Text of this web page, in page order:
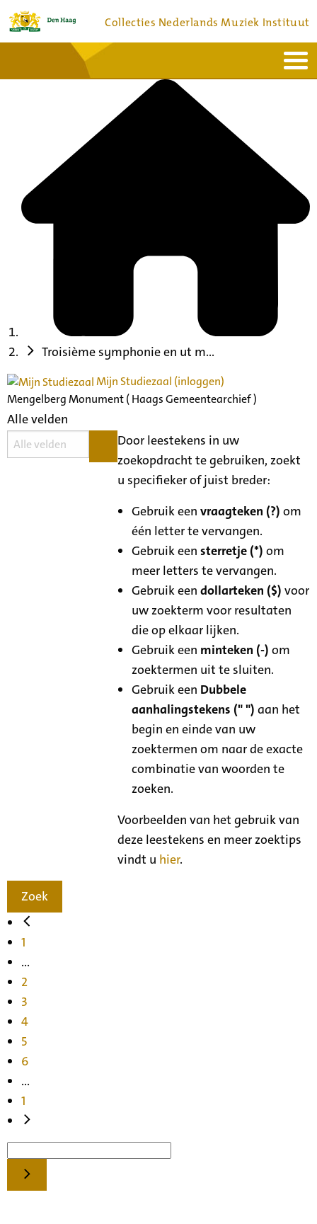
Collecties Nederlands Muziek Instituut
Bronnen en collecties
Troisième symphonie en ut m...
Mijn Studiezaal (inloggen)
Mengelberg Monument ( Haags Gemeentearchief )
Alle velden
Door leestekens in uw
zoekopdracht te gebruiken, zoekt
u specifieker of juist breder:
Gebruik eenvraagteken (?) om
één letter te vervangen.
Gebruik eensterretje (*) om
meer letters te vervangen.
Gebruik eendollarteken ($) voor
uw zoekterm voor resultaten
die op elkaar lijken.
Gebruik een minteken (-) om
zoektermen uit te sluiten.
Gebruik een Dubbele
aanhalingstekens (" ") aan het
begin en einde van uw
zoektermen om naar de exacte
combinatie van woorden te
zoeken.
Voorbeelden van het gebruik van
deze leestekens en meer zoektips
vindt u hier.
Zoek
1
...
2
3
4
5
6
...
1